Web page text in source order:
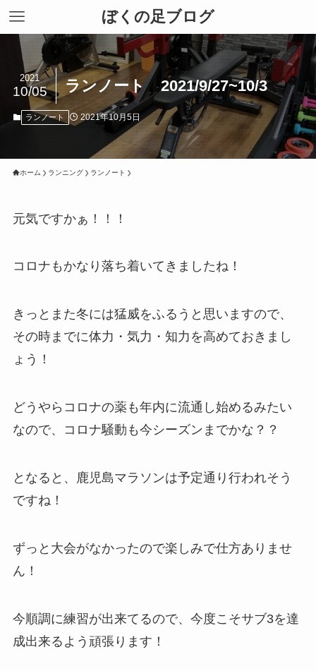
ぼくの足ブログ
ランノート 2021/9/27~10/3
2021
10/05
ランノート 2021年10月5日
ホーム ランニング ランノート
元気ですかぁ！！！
コロナもかなり落ち着いてきましたね！
きっとまた冬には猛威をふるうと思いますので、
その時までに体力・気力・知力を高めておきまし
ょう！
どうやらコロナの薬も年内に流通し始めるみたい
なので、コロナ騒動も今シーズンまでかな？？
となると、鹿児島マラソンは予定通り行われそう
ですね！
ずっと大会がなかったので楽しみで仕方ありませ
ん！
今順調に練習が出来てるので、今度こそサブ3を達
成出来るよう頑張ります！